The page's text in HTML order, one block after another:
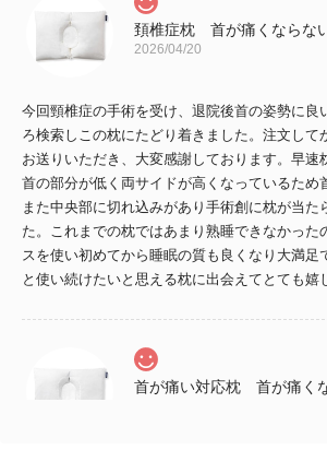
2026/04/20
今回頸椎症の手術を受け、退院後首の姿勢に良
ろ検索しこの枕にたどり着きました。注文して
お送りいただき、大変感謝しております。早速
首の部分が低く両サイドが高くなっているため
また中央部に切れ込みがあり手術創に枕が当た
た。これまでの枕ではあまり熟睡できなかった
スを使い初めてから睡眠の質も良くなり大満足
と使い続けたいと思える枕に出会えてとても嬉